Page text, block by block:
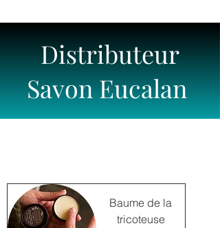
Distributeur
Savon Eucalan
Baume de la
tricoteuse